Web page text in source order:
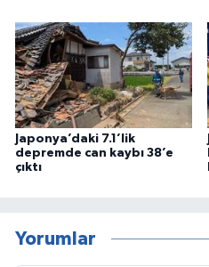
Japonya’daki 7.1’lik
depremde can kaybı 38’e
çıktı
Yorumlar